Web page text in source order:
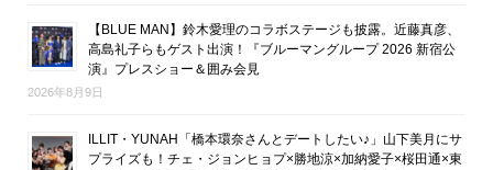
【BLUE MAN】鈴木愛理のコラボステージも披露。近藤真彦、
高島礼子らもゲスト出演！『ブルーマングループ 2026 新宿公
演』プレスショー＆囲み会見
2026年8月9日
ILLIT・YUNAH「橋本環奈さんとデートしたい♪」山下美月にサ
プライズも！チェ・ジョンヒョプ×勝地涼×加納愛子×桜田通×東